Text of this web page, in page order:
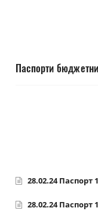
Паспорти
28.02.24 Паспорт
28.02.24 Паспорт